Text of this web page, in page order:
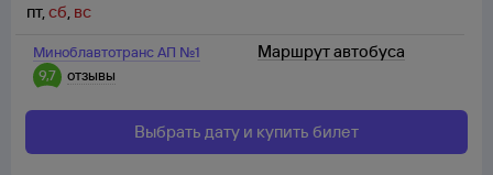
Миноблавтотранс АП №1
9,7
отзывы
пт,сб, вс
Маршрут автобуса
Выбрать дату и купить билет